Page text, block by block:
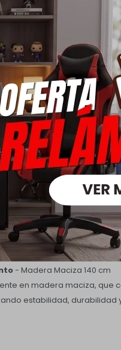
y combinable de tonos
formada por una
polipiel (Eco Cuero).
hoteles,
- Madera Maciza 140 cm
en madera maciza, que
estabilidad, durabilidad